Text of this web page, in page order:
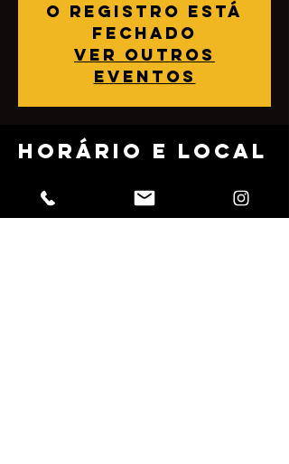
O registro está
fechado
Ver outros
eventos
Horário e local
22 May 2022, 4:00 pm
Dona Sonia, Rua Júlio Rebollo Perez, 489 -
Jardim Peri Peri, São Paulo - SP, 05538-010,